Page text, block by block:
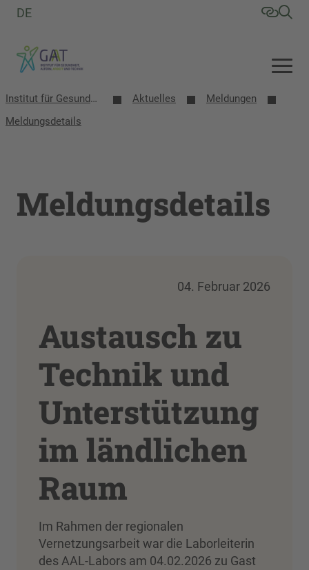
DE
Institut für Gesundheit, Altern, Arbeit und Technik (GAT) Aktuelles
Meldungen
Meldungsdetails
Meldungsdetails
04. Februar 2026
Austausch zu
Technik und
Unterstützung
im ländlichen
Raum
Im Rahmen der regionalen
Vernetzungsarbeit war die Laborleiterin
des AAL-Labors am 04.02.2026 zu Gast